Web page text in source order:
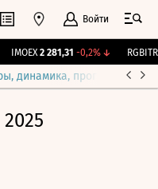
Войти
IMOEX 2 281,31 -0,2%↓ RGBITR
динамика, прогнозы